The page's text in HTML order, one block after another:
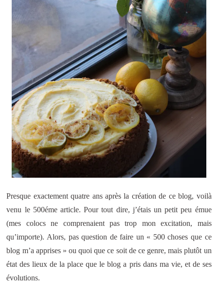
Presque exactement quatre ans après la création de ce blog, voilà
venu le 500éme article. Pour tout dire, j’étais un petit peu émue
(mes colocs ne comprenaient pas trop mon excitation, mais
qu’importe). Alors, pas question de faire un « 500 choses que ce
blog m’a apprises » ou quoi que ce soit de ce genre, mais plutôt un
état des lieux de la place que le blog a pris dans ma vie, et de ses
évolutions.